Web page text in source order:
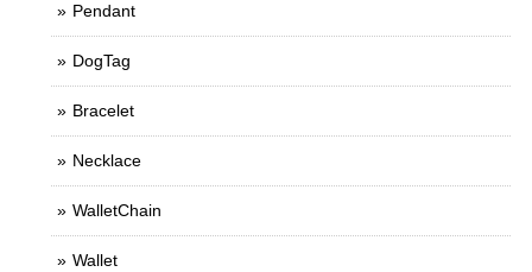
Pendant
DogTag
Bracelet
Necklace
WalletChain
Wallet